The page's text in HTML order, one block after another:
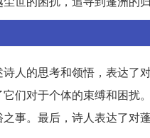
人的思考和领悟，表达
们对于个体的束缚和困
事。最后，诗人表达了对